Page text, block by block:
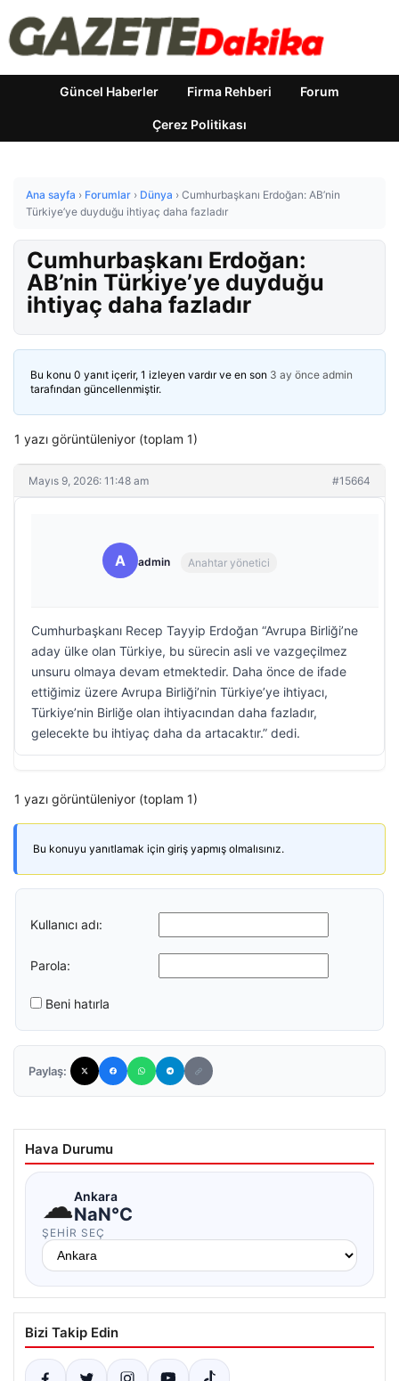
Güncel Haberler Firma Rehberi Forum
Çerez Politikası
Ana sayfa › Forumlar › Dünya › Cumhurbaşkanı Erdoğan: AB’nin
Türkiye’ye duyduğu ihtiyaç daha fazladır
Cumhurbaşkanı Erdoğan:
AB’nin Türkiye’ye duyduğu
ihtiyaç daha fazladır
Bu konu 0 yanıt içerir, 1 izleyen vardır ve en son 3 ay önce admin
tarafından güncellenmiştir.
1 yazı görüntüleniyor (toplam 1)
Mayıs 9, 2026: 11:48 am #15664
A admin Anahtar yönetici
Cumhurbaşkanı Recep Tayyip Erdoğan “Avrupa Birliği’ne
aday ülke olan Türkiye, bu sürecin asli ve vazgeçilmez
unsuru olmaya devam etmektedir. Daha önce de ifade
ettiğimiz üzere Avrupa Birliği’nin Türkiye’ye ihtiyacı,
Türkiye’nin Birliğe olan ihtiyacından daha fazladır,
gelecekte bu ihtiyaç daha da artacaktır.” dedi.
1 yazı görüntüleniyor (toplam 1)
Bu konuyu yanıtlamak için giriş yapmış olmalısınız.
Kullanıcı adı:
Parola:
Beni hatırla
Paylaş:
Hava Durumu
☁Ankara
NaN°C
ŞEHIR SEÇ
Bizi Takip Edin